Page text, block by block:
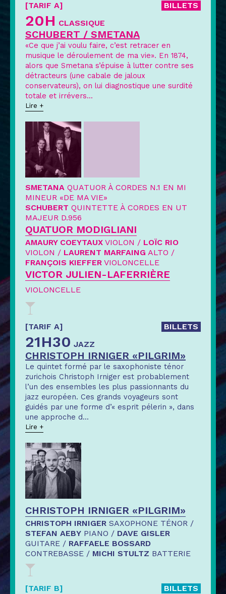
[TARIF A] BILLETS
20H CLASSIQUE
SCHUBERT / SMETANA
«Ce que j’ai voulu faire, c’est retracer en
musique le déroulement de ma vie». En 1874,
alors que Smetana s’épuise à lutter contre ses
détracteurs (une cabale de jaloux
conservateurs), on lui diagnostique une surdité
totale et irrévers...
Lire +
SMETANA QUATUOR À CORDES N.1 EN MI
MINEUR «DE MA VIE»
SCHUBERT QUINTETTE À CORDES EN UT
MAJEUR D.956
QUATUOR MODIGLIANI
AMAURY COEYTAUX VIOLON / LOÏC RIO
VIOLON / LAURENT MARFAING ALTO /
FRANÇOIS KIEFFER VIOLONCELLE
VICTOR JULIEN-LAFERRIÈRE
VIOLONCELLE
[TARIF A] BILLETS
21H30 JAZZ
CHRISTOPH IRNIGER «PILGRIM»
Le quintet formé par le saxophoniste ténor
zurichois Christoph Irniger est probablement
l’un des ensembles les plus passionnants du
jazz européen. Ces grands voyageurs sont
guidés par une forme d’« esprit pélerin », dans
une approche d...
Lire +
CHRISTOPH IRNIGER «PILGRIM»
CHRISTOPH IRNIGER SAXOPHONE TÉNOR /
STEFAN AEBY PIANO / DAVE GISLER
GUITARE / RAFFAELE BOSSARD
CONTREBASSE / MICHI STULTZ BATTERIE
[TARIF B] BILLETS